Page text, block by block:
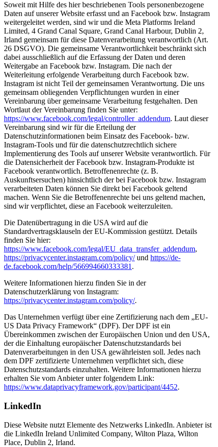
Soweit mit Hilfe des hier beschriebenen Tools personenbezogene
Daten auf unserer Website erfasst und an Facebook bzw. Instagram
weitergeleitet werden, sind wir und die Meta Platforms Ireland
Limited, 4 Grand Canal Square, Grand Canal Harbour, Dublin 2,
Irland gemeinsam für diese Datenverarbeitung verantwortlich (Art.
26 DSGVO). Die gemeinsame Verantwortlichkeit beschränkt sich
dabei ausschließlich auf die Erfassung der Daten und deren
Weitergabe an Facebook bzw. Instagram. Die nach der
Weiterleitung erfolgende Verarbeitung durch Facebook bzw.
Instagram ist nicht Teil der gemeinsamen Verantwortung. Die uns
gemeinsam obliegenden Verpflichtungen wurden in einer
Vereinbarung über gemeinsame Verarbeitung festgehalten. Den
Wortlaut der Vereinbarung finden Sie unter:
https://www.facebook.com/legal/controller_addendum. Laut dieser
Vereinbarung sind wir für die Erteilung der
Datenschutzinformationen beim Einsatz des Facebook- bzw.
Instagram-Tools und für die datenschutzrechtlich sichere
Implementierung des Tools auf unserer Website verantwortlich. Für
die Datensicherheit der Facebook bzw. Instagram-Produkte ist
Facebook verantwortlich. Betroffenenrechte (z. B.
Auskunftsersuchen) hinsichtlich der bei Facebook bzw. Instagram
verarbeiteten Daten können Sie direkt bei Facebook geltend
machen. Wenn Sie die Betroffenenrechte bei uns geltend machen,
sind wir verpflichtet, diese an Facebook weiterzuleiten.
Die Datenübertragung in die USA wird auf die
Standardvertragsklauseln der EU-Kommission gestützt. Details
finden Sie hier:
https://www.facebook.com/legal/EU_data_transfer_addendum,
https://privacycenter.instagram.com/policy/und https://de-
de.facebook.com/help/566994660333381 .
Weitere Informationen hierzu finden Sie in der
Datenschutzerklärung von Instagram:
https://privacycenter.instagram.com/policy/.
Das Unternehmen verfügt über eine Zertifizierung nach dem „EU-
US Data Privacy Framework“ (DPF). Der DPF ist ein
Übereinkommen zwischen der Europäischen Union und den USA,
der die Einhaltung europäischer Datenschutzstandards bei
Datenverarbeitungen in den USA gewährleisten soll. Jedes nach
dem DPF zertifizierte Unternehmen verpflichtet sich, diese
Datenschutzstandards einzuhalten. Weitere Informationen hierzu
erhalten Sie vom Anbieter unter folgendem Link:
https://www.dataprivacyframework.gov/participant/4452.
LinkedIn
Diese Website nutzt Elemente des Netzwerks LinkedIn. Anbieter ist
die LinkedIn Ireland Unlimited Company, Wilton Plaza, Wilton
Place, Dublin 2, Irland.